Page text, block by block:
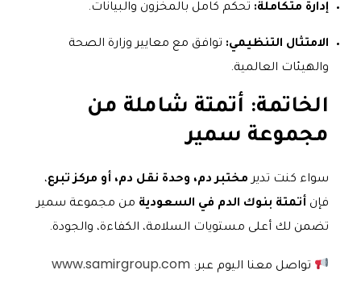
إدارة متكاملة: تحكم كامل بالمخزون والبيانات.
الامتثال التنظيمي: توافق مع معايير وزارة الصحة
والهيئات العالمية.
الخاتمة: أتمتة شاملة من
مجموعة سمير
سواء كنت تدير مختبر دم، وحدة نقل دم، أو مركز تبرع،
فإن أتمتة بنوك الدم في السعودية من مجموعة سمير
تضمن لك أعلى مستويات السلامة، الكفاءة، والجودة.
تواصل معنا اليوم عبر:www.samirgroup.com